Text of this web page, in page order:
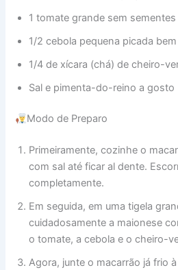
1 tomate grande sem
1/2 cebola pequena picada
1/4 de xícara (chá) de cheiro-
Sal e pimenta-do-reino a gosto
Modo de Preparo
Primeiramente, cozinhe o
com sal até ficar al dente.
completamente.
Em seguida, em uma tigela
cuidadosamente a maionese
o tomate, a cebola e o cheiro-
Agora, junte o macarrão já frio